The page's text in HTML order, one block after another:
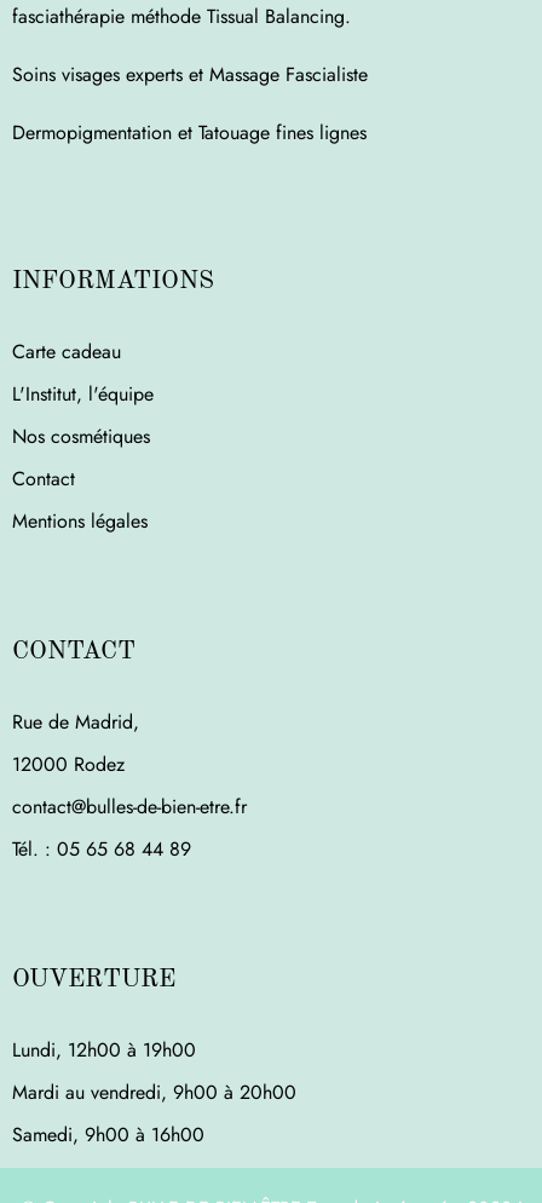
fasciathérapie méthode Tissual Balancing.
Soins visages experts et Massage Fascialiste
Dermopigmentation et Tatouage fines lignes
INFORMATIONS
Carte cadeau
L'Institut, l'équipe
Nos cosmétiques
Contact
Mentions légales
CONTACT
Rue de Madrid,
12000 Rodez
contact@bulles-de-bien-etre.fr
Tél. : ‭05 65 68 44 89‬
OUVERTURE
Lundi, 12h00 à 19h00
Mardi au vendredi, 9h00 à 20h00
Samedi, 9h00 à 16h00